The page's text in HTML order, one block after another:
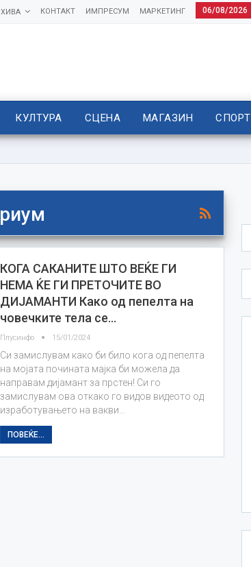
06/08/2026
МАРКЕТИНГ
ИМПРЕСУМ
КОНТАКТ
КУЛТУРА СЦЕНА МАГАЗИН СПОРТ
КОГА САКАНИТЕ ШТО ВЕЌЕ ГИ
НЕМА ЌЕ ГИ ПРЕТОЧИТЕ ВО
ДИЈАМАНТИ Како од пепелта на
човечките тела се…
Плусинфо 15/01/2024
Си замислувам како би било кога од пепелта
на мојата почината мајка би можела да
направам дијамант за прстен! Си го
замислувам ова откако го видов видеото од
изработувањето на вакви…
ПОВЕЌЕ...